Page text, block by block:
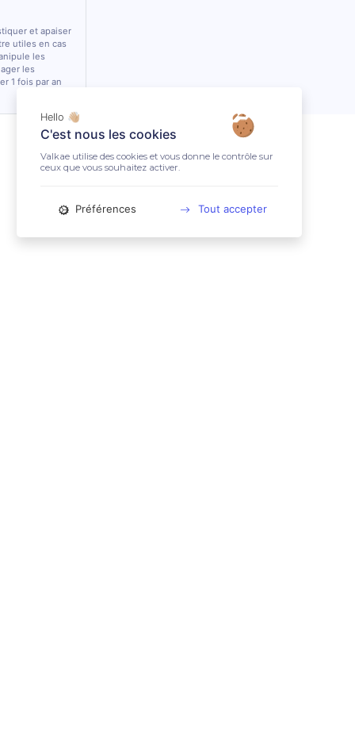
et apaiser
utiles en cas
les
les
1 fois par an
Hello 👋🏼
C'est nous les cookies
Valkae utilise des cookies et vous donne le contrôle sur
ceux que vous souhaitez activer.
Préférences Tout accepter